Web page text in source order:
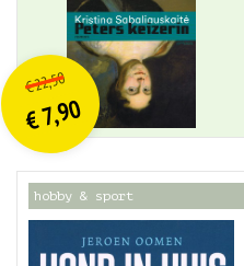
€22,50O
orspr
onkelijke
prijs
was:
€ 22,50.
€7,90
Huidige
prijs
is:
€ 7,90.
hobby & sport